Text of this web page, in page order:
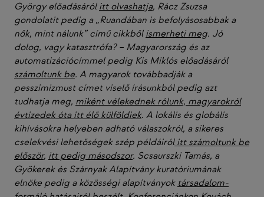
György előadásáról itt olvashatja, Rácz Zsuzsa
gondolatit pedig a „Ruandában is befolyásosabbak a
nők, mint nálunk” című cikkből ismerheti meg. Jó
dolog, vagy katasztrófa? – Magyarország és az
automatizációcímmel pedig Kis Miklós előadásáról
számoltunk be. A magyarok továbbadják a
pesszimizmust címet viselő írásunkból pedig azt
tudhatja meg, miként vélekednek rólunk, magyarokról
évtizedek óta itt élő külföldiek. A lokális és globális
kihívásokra helyeben adható válaszokról, a sikeres
cselekvési lehetőségek szép példáirólitt számoltunk be
először, itt pedig másodszor. Scsaurszki Tamás, a
Gyökerek és Szárnyak Alapítvány kuratóriumának
elnöke pedig a közösségi alapítványok társadalom-